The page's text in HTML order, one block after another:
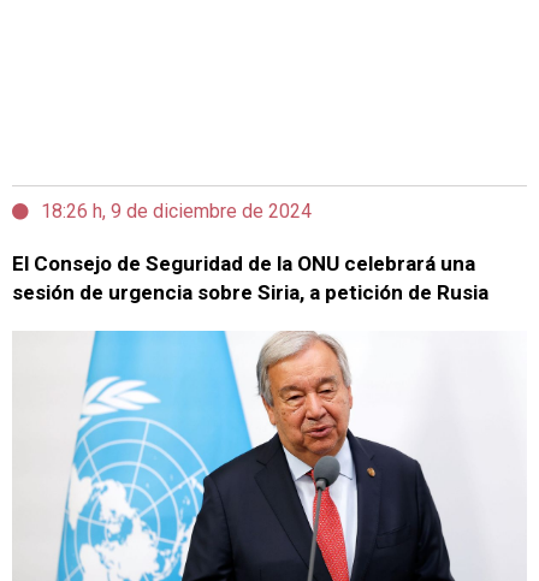
18:26 h, 9 de diciembre de 2024
El Consejo de Seguridad de la ONU celebrará una
sesión de urgencia sobre Siria, a petición de Rusia